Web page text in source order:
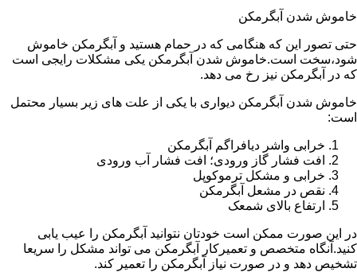
خاموش شدن آبگرمکن
حتی تصور این که هنگامی که در حمام هستید و آبگرمکن خاموش
شود،سخت است.خاموش شدن آبگرمکن یکی مشکلات رایجی است
که در آبگرمکن نیز رخ می دهد.
خاموش شدن آبگرمکن دیواری با یکی از علت های زیر بسیار محتمل
است:
خرابی واشر دیافراگم آبگرمکن
افت فشار گاز ورودی؛ افت فشار آب ورودی
خرابی و مشکل ترموکوپل
نقص در مشعل آبگرمکن
ارتفاع بالای شمعک
در این صورت ممکن است خودتان نتوانید آبگرمکن را عیب یابی
کنید.آنگاه متخصص و تعمیرکار آبگرمکن می تواند مشکل را سریعا
تشخیص دهد و در صورت نیاز آبگرمکن را تعمیر کند.